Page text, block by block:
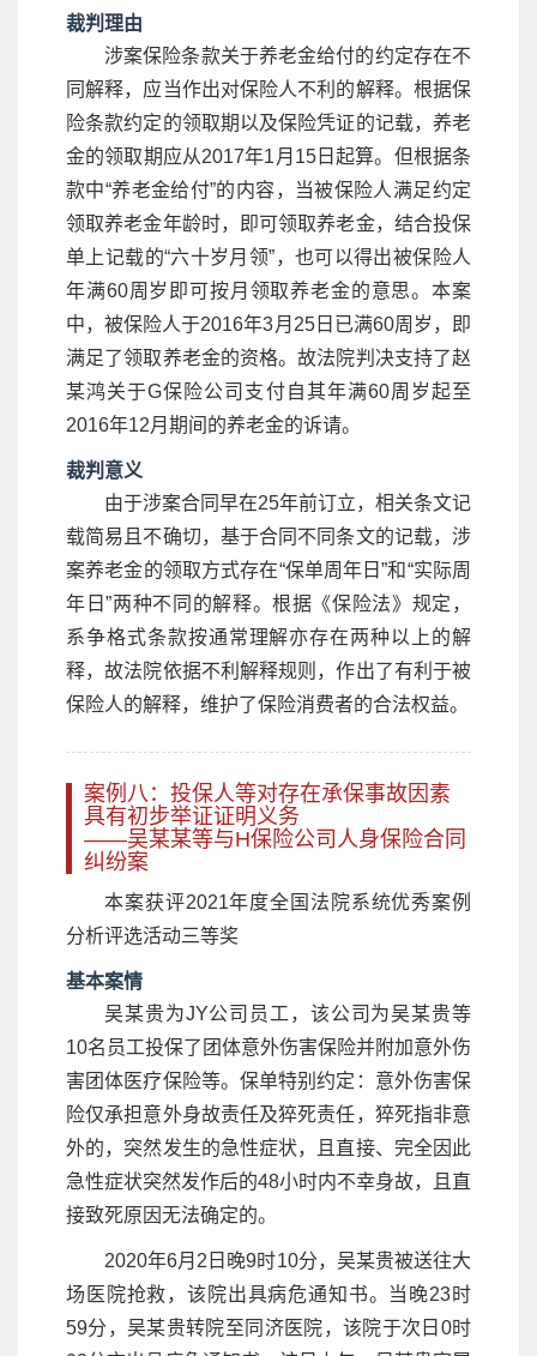
裁判理由
涉案保险条款关于养老金给付的约定存在不
同解释，应当作出对保险人不利的解释。根据保
险条款约定的领取期以及保险凭证的记载，养老
金的领取期应从2017年1月15日起算。但根据条
款中“养老金给付”的内容，当被保险人满足约定
领取养老金年龄时，即可领取养老金，结合投保
单上记载的“六十岁月领”，也可以得出被保险人
年满60周岁即可按月领取养老金的意思。本案
中，被保险人于2016年3月25日已满60周岁，即
满足了领取养老金的资格。故法院判决支持了赵
某鸿关于G保险公司支付自其年满60周岁起至
2016年12月期间的养老金的诉请。
裁判意义
由于涉案合同早在25年前订立，相关条文记
载简易且不确切，基于合同不同条文的记载，涉
案养老金的领取方式存在“保单周年日”和“实际周
年日”两种不同的解释。根据《保险法》规定，
系争格式条款按通常理解亦存在两种以上的解
释，故法院依据不利解释规则，作出了有利于被
保险人的解释，维护了保险消费者的合法权益。
案例八：投保人等对存在承保事故因素
具有初步举证证明义务
——吴某某等与H保险公司人身保险合同
纠纷案
本案获评2021年度全国法院系统优秀案例
分析评选活动三等奖
基本案情
吴某贵为JY公司员工，该公司为吴某贵等
10名员工投保了团体意外伤害保险并附加意外伤
害团体医疗保险等。保单特别约定：意外伤害保
险仅承担意外身故责任及猝死责任，猝死指非意
外的，突然发生的急性症状，且直接、完全因此
急性症状突然发作后的48小时内不幸身故，且直
接致死原因无法确定的。
2020年6月2日晚9时10分，吴某贵被送往大
场医院抢救，该院出具病危通知书。当晚23时
59分，吴某贵转院至同济医院，该院于次日0时